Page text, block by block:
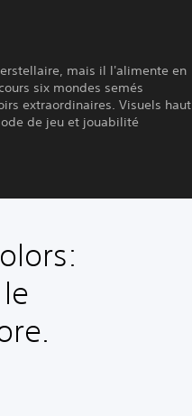
mais il l'alimente en
six mondes semés
extraordinaires. Visuels haut
de jeu et jouabilité